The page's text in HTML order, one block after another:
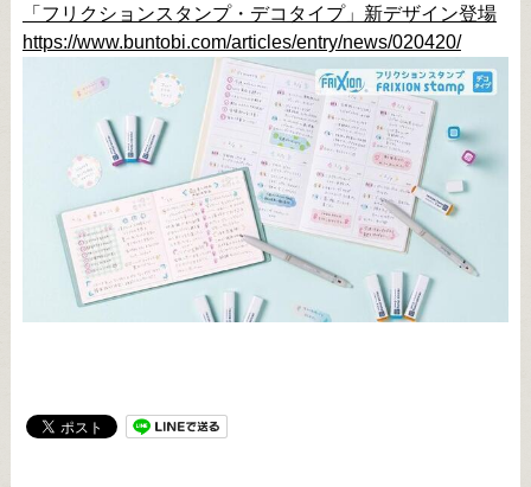
「フリクションスタンプ・デコタイプ」新デザイン登場
https://www.buntobi.com/articles/entry/news/020420/